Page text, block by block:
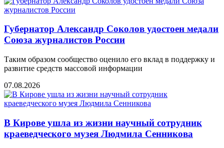
Губернатор Александр Соколов удостоен медали
Союза журналистов России
Таким образом сообщество оценило его вклад в поддержку и
развитие средств массовой информации
07.08.2026
В Кирове ушла из жизни научный сотрудник
краеведческого музея Людмила Сенникова